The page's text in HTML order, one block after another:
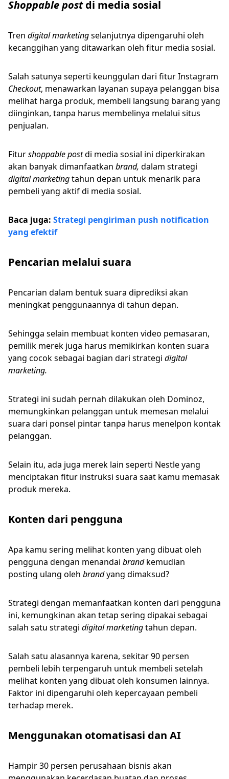
Shoppablepostdi media sosial
Tren digital marketingselanjutnya dipengaruhi oleh
kecanggihan yang ditawarkan oleh fitur media sosial.
Salah satunya seperti keunggulan dari fitur Instagram
Checkout, menawarkan layanan supaya pelanggan bisa
melihat harga produk, membeli langsung barang yang
diinginkan, tanpa harus membelinya melalui situs
penjualan.
Fiturshoppable postdi media sosial ini diperkirakan
akan banyak dimanfaatkan brand, dalam strategi
digital marketingtahun depan untuk menarik para
pembeli yang aktif di media sosial.
Baca juga: Strategi pengiriman push notification
yang efektif
Pencarian melalui suara
Pencarian dalam bentuk suara diprediksi akan
meningkat penggunaannya di tahun depan.
Sehingga selain membuat konten video pemasaran,
pemilik merek juga harus memikirkan konten suara
yang cocok sebagai bagian dari strategi digital
marketing.
Strategi ini sudah pernah dilakukan oleh Dominoz,
memungkinkan pelanggan untuk memesan melalui
suara dari ponsel pintar tanpa harus menelpon kontak
pelanggan.
Selain itu, ada juga merek lain seperti Nestle yang
menciptakan fitur instruksi suara saat kamu memasak
produk mereka.
Konten dari pengguna
Apa kamu sering melihat konten yang dibuat oleh
pengguna dengan menandai brandkemudian
posting ulang oleh brandyang dimaksud?
Strategi dengan memanfaatkan konten dari pengguna
ini, kemungkinan akan tetap sering dipakai sebagai
salah satu strategi digital marketingtahun depan.
Salah satu alasannya karena, sekitar 90 persen
pembeli lebih terpengaruh untuk membeli setelah
melihat konten yang dibuat oleh konsumen lainnya.
Faktor ini dipengaruhi oleh kepercayaan pembeli
terhadap merek.
Menggunakan otomatisasi dan AI
Hampir 30 persen perusahaan bisnis akan